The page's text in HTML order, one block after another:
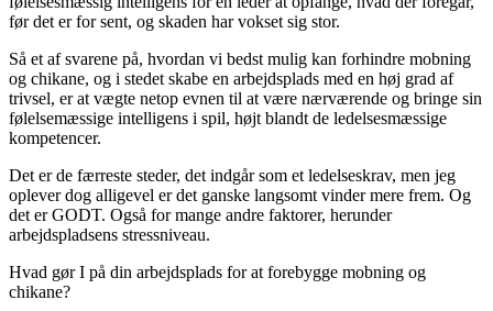
før det er for sent, og skaden har vokset sig stor.
Så et af svarene på, hvordan vi bedst mulig kan forhindre mobning
og chikane, og i stedet skabe en arbejdsplads med en høj grad af
trivsel, er at vægte netop evnen til at være nærværende og bringe sin
følelsemæssige intelligens i spil, højt blandt de ledelsesmæssige
kompetencer.
Det er de færreste steder, det indgår som et ledelseskrav, men jeg
oplever dog alligevel er det ganske langsomt vinder mere frem. Og
det er GODT. Også for mange andre faktorer, herunder
arbejdspladsens stressniveau.
Hvad gør I på din arbejdsplads for at forebygge mobning og
chikane?